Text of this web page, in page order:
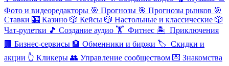
Фото и видеоредакторы 🎯 Прогнозы 🎯 Прогнозы рынков 🎯
Ставки 🎰 Казино 🎲 Кейсы 🎲 Настольные и классические 🎲
Чат-рулетки 🎵 Создание аудио 🏋 ️ Фитнес 🏝 ️ Приключения
🏢 Бизнес-сервисы 🏦 Обменники и биржи 🏷 ️ Скидки и
акции 👆 Кликеры 👥 Управление сообществом 💌 Знакомства